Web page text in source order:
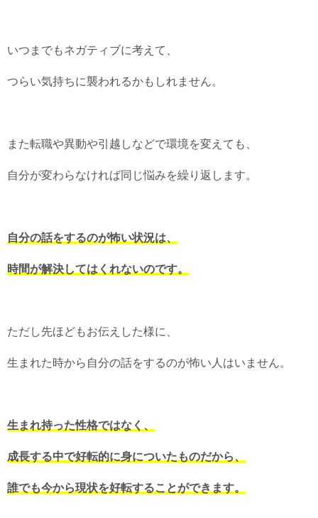
いつまでもネガティブに考えて、
つらい気持ちに襲われるかもしれません。
また転職や異動や引越しなどで環境を変えても、
自分が変わらなければ同じ悩みを繰り返します。
自分の話をするのが怖い状況は、
時間が解決してはくれないのです。
ただし先ほどもお伝えした様に、
生まれた時から自分の話をするのが怖い人はいません。
生まれ持った性格ではなく、
成長する中で好転的に身についたものだから、
誰でも今から現状を好転することができます。